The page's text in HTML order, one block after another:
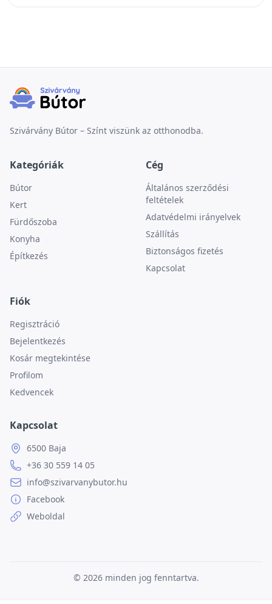
Szivárvány Bútor – Színt viszünk az otthonodba.
Kategóriák
Bútor
Kert
Fürdőszoba
Konyha
Építkezés
Cég
Általános szerződési
feltételek
Adatvédelmi irányelvek
Szállítás
Biztonságos fizetés
Kapcsolat
Fiók
Regisztráció
Bejelentkezés
Kosár megtekintése
Profilom
Kedvencek
Kapcsolat
6500 Baja
+36 30 559 14 05
info@szivarvanybutor.hu
Facebook
Weboldal
© 2026 minden jog fenntartva.